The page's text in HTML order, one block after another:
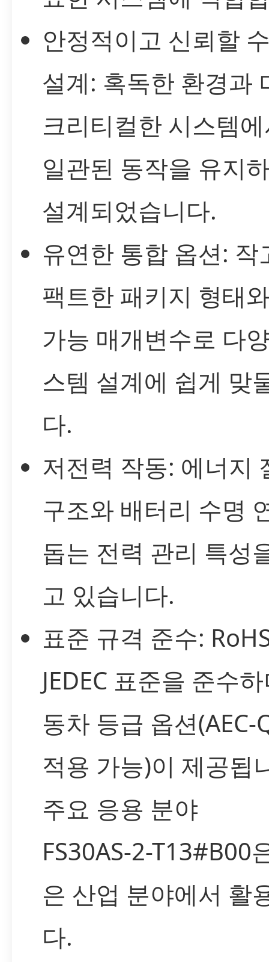
안정적이고 신뢰할
설계: 혹독한 환경과
크리티컬한 시스템
일관된 동작을 유지
설계되었습니다.
유연한 통합 옵션: 작
팩트한 패키지 형태
가능 매개변수로 다
스템 설계에 쉽게 맞
다.
저전력 작동: 에너지
구조와 배터리 수명
돕는 전력 관리 특성
고 있습니다.
표준 규격 준수:
JEDEC 표준을 준수
동차 등급 옵션(AEC-
적용 가능)이 제공됩
주요 응용 분야
FS30AS-2-T13#B00
은 산업 분야에서 활
다.